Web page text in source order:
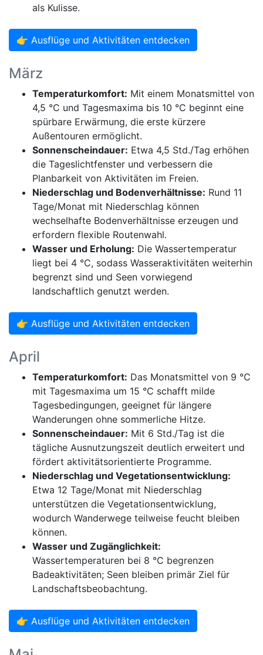
als Kulisse.
👉 Ausflüge und Aktivitäten entdecken
März
Temperaturkomfort: Mit einem Monatsmittel von
4,5 °C und Tagesmaxima bis 10 °C beginnt eine
spürbare Erwärmung, die erste kürzere
Außentouren ermöglicht.
Sonnenscheindauer: Etwa 4,5 Std./Tag erhöhen
die Tageslichtfenster und verbessern die
Planbarkeit von Aktivitäten im Freien.
Niederschlag und Bodenverhältnisse: Rund 11
Tage/Monat mit Niederschlag können
wechselhafte Bodenverhältnisse erzeugen und
erfordern flexible Routenwahl.
Wasser und Erholung: Die Wassertemperatur
liegt bei 4 °C, sodass Wasseraktivitäten weiterhin
begrenzt sind und Seen vorwiegend
landschaftlich genutzt werden.
👉 Ausflüge und Aktivitäten entdecken
April
Temperaturkomfort: Das Monatsmittel von 9 °C
mit Tagesmaxima um 15 °C schafft milde
Tagesbedingungen, geeignet für längere
Wanderungen ohne sommerliche Hitze.
Sonnenscheindauer: Mit 6 Std./Tag ist die
tägliche Ausnutzungszeit deutlich erweitert und
fördert aktivitätsorientierte Programme.
Niederschlag und Vegetationsentwicklung:
Etwa 12 Tage/Monat mit Niederschlag
unterstützen die Vegetationsentwicklung,
wodurch Wanderwege teilweise feucht bleiben
können.
Wasser und Zugänglichkeit:
Wassertemperaturen bei 8 °C begrenzen
Badeaktivitäten; Seen bleiben primär Ziel für
Landschaftsbeobachtung.
👉 Ausflüge und Aktivitäten entdecken